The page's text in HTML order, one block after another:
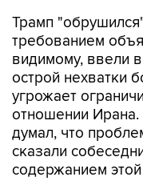
Трамп
требованием
видимому, ввели
острой нехватки
угрожает
отношении Ирана.
думал, что
сказали
содержанием